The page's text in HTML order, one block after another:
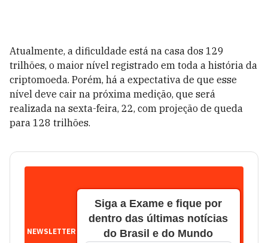
Atualmente, a dificuldade está na casa dos 129
trilhões, o maior nível registrado em toda a história da
criptomoeda. Porém, há a expectativa de que esse
nível deve cair na próxima medição, que será
realizada na sexta-feira, 22, com projeção de queda
para 128 trilhões.
NEWSLETTER
Siga a Exame e fique por
dentro das últimas notícias
do Brasil e do Mundo